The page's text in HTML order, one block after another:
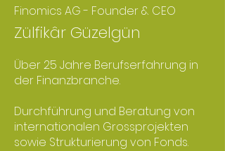
Finomics AG - Founder & CEO
Zülfikâr Güzelgün
Über 25 Jahre Berufserfahrung in
der Finanzbranche.
Durchführung und Beratung von
internationalen Grossprojekten
sowie Strukturierung von Fonds.